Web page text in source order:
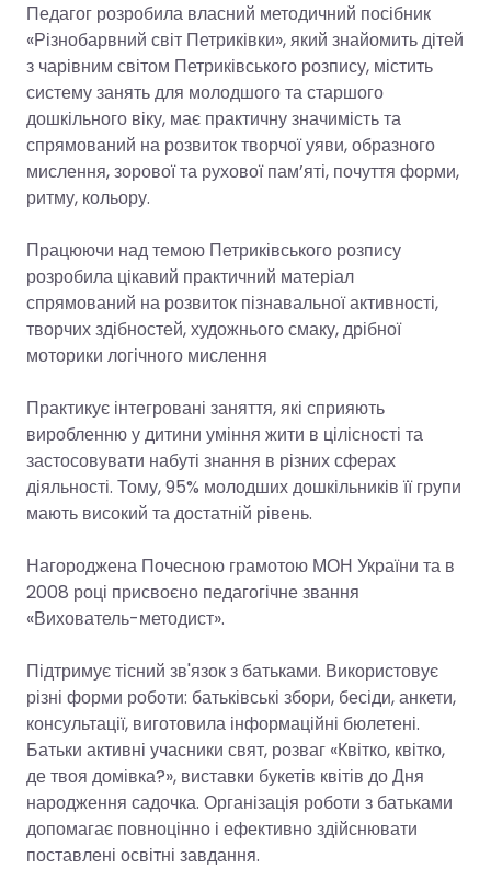
Педагог розробила власний методичний посібник
«Різнобарвний світ Петриківки», який знайомить дітей
з чарівним світом Петриківського розпису, містить
систему занять для молодшого та старшого
дошкільного віку, має практичну значимість та
спрямований на розвиток творчої уяви, образного
мислення, зорової та рухової пам’яті, почуття форми,
ритму, кольору.
Працюючи над темою Петриківського розпису
розробила цікавий практичний матеріал
спрямований на розвиток пізнавальної активності,
творчих здібностей, художнього смаку, дрібної
моторики логічного мислення
Практикує інтегровані заняття, які сприяють
виробленню у дитини уміння жити в цілісності та
застосовувати набуті знання в різних сферах
діяльності. Тому, 95% молодших дошкільників її групи
мають високий та достатній рівень.
Нагороджена Почесною грамотою МОН України та в
2008 році присвоєно педагогічне звання
«Вихователь-методист».
Підтримує тісний зв'язок з батьками. Використовує
різні форми роботи: батьківські збори, бесіди, анкети,
консультації, виготовила інформаційні бюлетені.
Батьки активні учасники свят, розваг «Квітко, квітко,
де твоя домівка?», виставки букетів квітів до Дня
народження садочка. Організація роботи з батьками
допомагає повноцінно і ефективно здійснювати
поставлені освітні завдання.